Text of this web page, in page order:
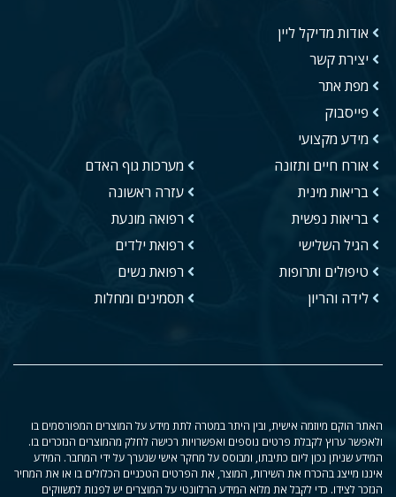
אודות מדיקל ליין
יצירת קשר
מפת אתר
פייסבוק
מידע מקצועי
אורח חיים ותזונה
בריאות מינית
בריאות נפשית
הגיל השלישי
טיפולים ותרופות
לידה והריון
מערכות גוף האדם
עזרה ראשונה
רפואה מונעת
רפואת ילדים
רפואת נשים
תסמינים ומחלות
האתר הוקם מיוזמה אישית, ובין היתר במטרה לתת מידע על המוצרים המפורסמים בו
ולאפשר ערוץ לקבלת פרטים נוספים ואפשרויות רכישה לחלק מהמוצרים הנזכרים בו.
המידע שניתן נכון ליום כתיבתו, ומבוסס על מחקר אישי שנערך על ידי המחבר. המידע
איננו מייצג בהכרח את השירות, המוצר, את הפרטים הטכניים הכלולים בו או את המחיר
הנזכר לצידו. כדי לקבל את מלוא המידע הרלוונטי על המוצרים יש לפנות למשווקים